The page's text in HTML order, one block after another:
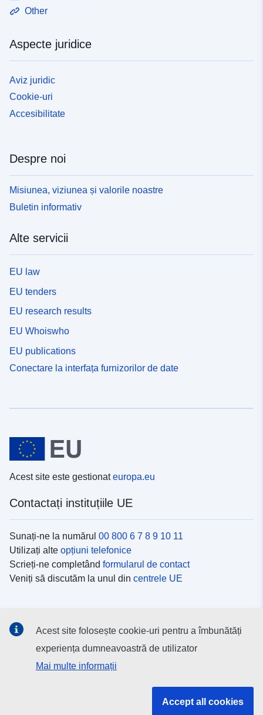
Other
Aspecte juridice
Aviz juridic
Cookie-uri
Accesibilitate
Despre noi
Misiunea, viziunea și valorile noastre
Buletin informativ
Alte servicii
EU law
EU tenders
EU research results
EU Whoiswho
EU publications
Conectare la interfața furnizorilor de date
Acest site este gestionateuropa.eu
Contactați instituțiile UE
Sunați-ne la numărul 00 800 6 7 8 9 10 11
Utilizați alte opțiuni telefonice
Scrieți-ne completând formularul de contact
Veniți să discutăm la unul din centrele UE
Descoperiți canalele UEpe rețelele sociale
Instituțiile și organismele UE
Acest site folosește cookie-uri pentru a îmbunătăți
experiența dumneavoastră de utilizator
Mai multe informații
Accept all cookies